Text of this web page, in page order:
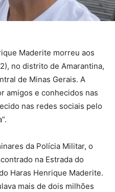
Maderite morreu aos
no distrito de Amarantina,
de Minas Gerais. A
amigos e conhecidos nas
nas redes sociais pelo
da Polícia Militar, o
na Estrada do
Haras Henrique Maderite.
mais de dois milhões